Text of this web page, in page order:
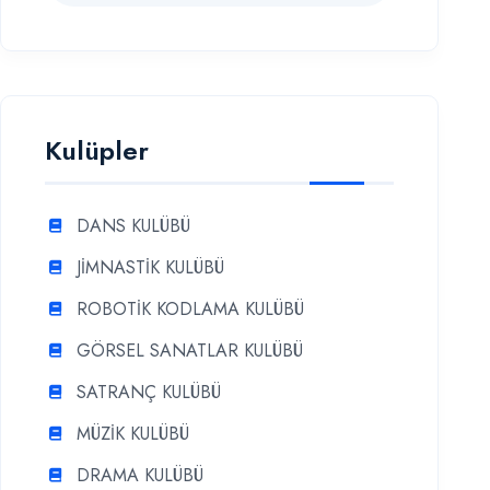
Kulüpler
DANS KULÜBÜ
JİMNASTİK KULÜBÜ
ROBOTİK KODLAMA KULÜBÜ
GÖRSEL SANATLAR KULÜBÜ
SATRANÇ KULÜBÜ
MÜZİK KULÜBÜ
DRAMA KULÜBÜ